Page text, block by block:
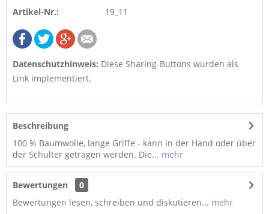
Artikel-Nr.: 19_11
Datenschutzhinweis: Diese Sharing-Buttons wurden als
Link implementiert.
Beschreibung
100 % Baumwolle, lange Griffe - kann in der Hand oder über
der Schulter getragen werden. Die... mehr
Bewertungen
0
Bewertungen lesen, schreiben und diskutieren... mehr